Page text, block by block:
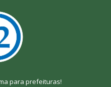
para prefeituras!